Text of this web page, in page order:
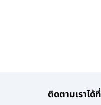
ติดตามเราได้ที่